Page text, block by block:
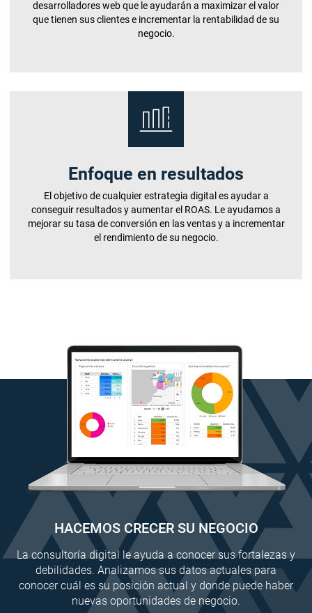
desarrolladores web que le ayudarán a maximizar el valor
que tienen sus clientes e incrementar la rentabilidad de su
negocio.
Enfoque en resultados
El objetivo de cualquier estrategia digital es ayudar a
conseguir resultados y aumentar el ROAS. Le ayudamos a
mejorar su tasa de conversión en las ventas y a incrementar
el rendimiento de su negocio.
HACEMOS CRECER SU NEGOCIO
La consultoría digital le ayuda a conocer sus fortalezas y
debilidades. Analizamos sus datos actuales para
conocer cuál es su posición actual y donde puede haber
nuevas oportunidades de negocio.